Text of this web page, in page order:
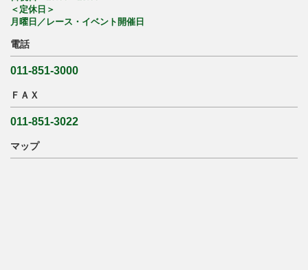
＜定休日＞
月曜日／レース・イベント開催日
電話
011-851-3000
ＦＡＸ
011-851-3022
マップ